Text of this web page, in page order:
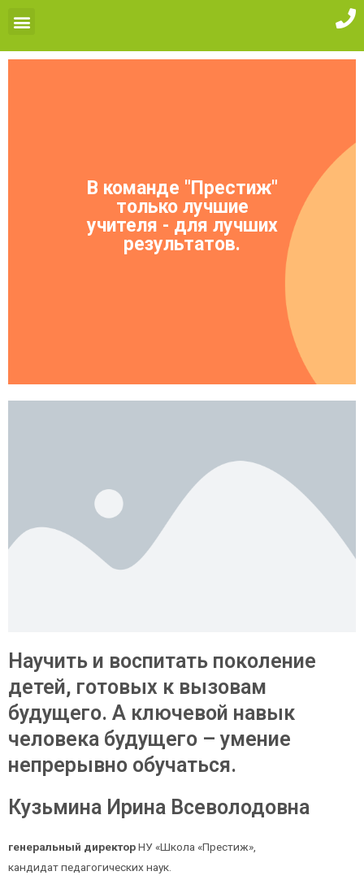
В команде "Престиж"
только лучшие
учителя - для лучших
результатов.
Научить и воспитать поколение
детей, готовых к вызовам
будущего. А ключевой навык
человека будущего – умение
непрерывно обучаться.
Кузьмина Ирина Всеволодовна
генеральный директорНУ «Школа «Престиж»,
кандидат педагогических наук.